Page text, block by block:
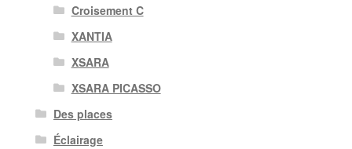
Croisement C
XANTIA
XSARA
XSARA PICASSO
Des places
Éclairage